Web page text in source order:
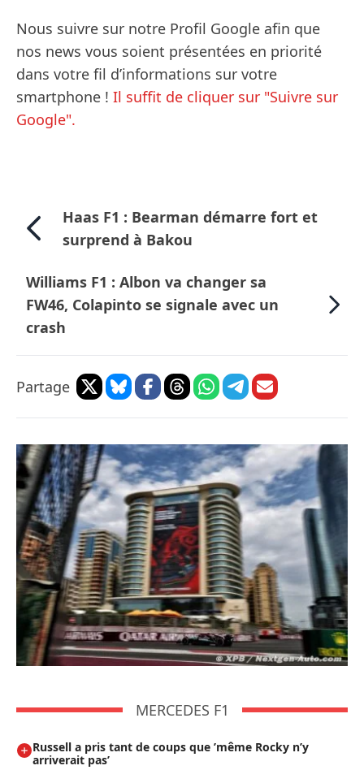
Nous suivre sur notre Profil Google afin que
nos news vous soient présentées en priorité
dans votre fil d’informations sur votre
smartphone ! Il suffit de cliquer sur "Suivre sur
Google".
Haas F1 : Bearman démarre fort et
surprend à Bakou
Williams F1 : Albon va changer sa
FW46, Colapinto se signale avec un
crash
Partage
MERCEDES F1
Russell a pris tant de coups que ’même Rocky n’y
arriverait pas’